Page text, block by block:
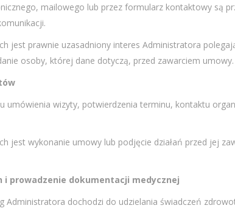
mailowego lub przez formularz kontaktowy są
jest prawnie uzasadniony interes Administratora
osoby, której dane dotyczą, przed zawarciem umowy.
umówienia wizyty, potwierdzenia terminu, kontaktu
jest wykonanie umowy lub podjęcie działań przed jej
i prowadzenie dokumentacji medycznej
Administratora dochodzi do udzielania świadczeń